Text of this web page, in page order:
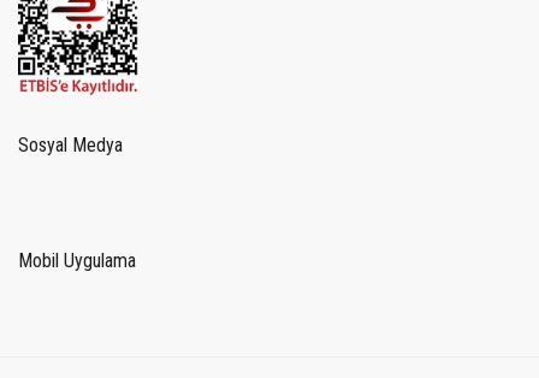
Sosyal Medya
Mobil Uygulama